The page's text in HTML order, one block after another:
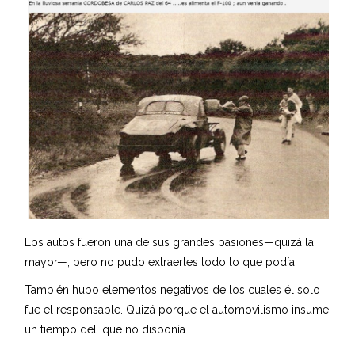
Los autos fueron una de sus grandes pasiones—quizá la
mayor—, pero no pudo extraerles todo lo que podía.
También hubo elementos negativos de los cuales él solo
fue el responsable. Quizá porque el automovilismo insume
un tiempo del ,que no disponía.